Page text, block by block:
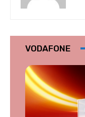
VODAFONE